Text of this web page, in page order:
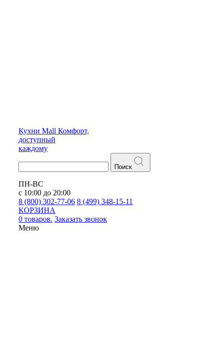
Кухни Mall Комфорт,
доступный
каждому
Поиск
ПН-ВС
с 10:00 до 20:00
8 (800) 302-77-06 8 (499) 348-15-11
КОРЗИНА
0 товаров. Заказать звонок
Меню